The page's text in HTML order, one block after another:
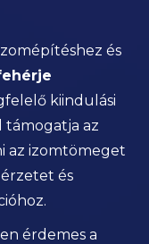
és
kiindulási
az
az izomtömeget
és
érdemes a